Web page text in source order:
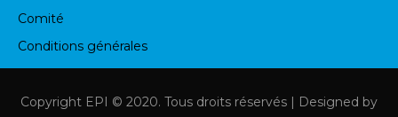
Comité
Conditions générales
Copyright EPI © 2020. Tous droits réservés | Designed by